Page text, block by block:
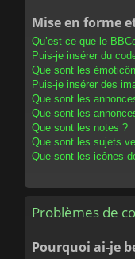
Mise en forme
Qu’est-ce que le
Puis-je insérer du
Que sont les
Puis-je insérer des
Que sont les
Que sont les
Que sont les notes ?
Que sont les sujets
Que sont les icônes
Problèmes de
Pourquoi ai-je